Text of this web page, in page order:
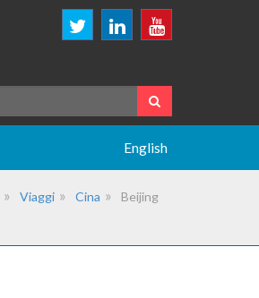
English
Viaggi Cina Beijing